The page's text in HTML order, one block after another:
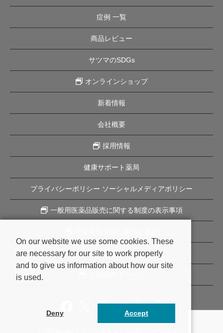
症例 一覧
商品レビュー
サツマのSDGs
オンラインショップ
新着情報
会社概要
採用情報
健康サポート薬局
プライバシーポリシー ソーシャルメディアポリシー
一般用医薬品販売に関する制度の表示事項
企業理念
On our website we use some cookies. These
are necessary for our site to work properly
and to give us information about how our site
is used.
Deny Accept